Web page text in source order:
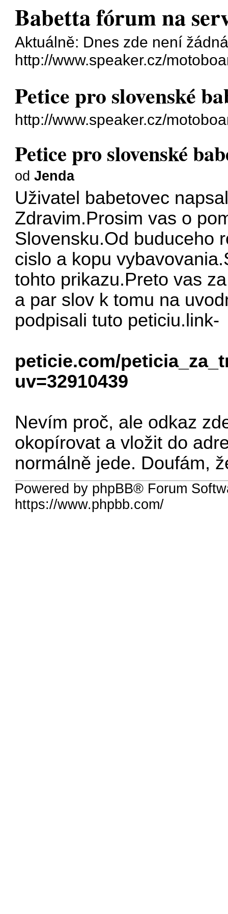
Babetta fórum na
Aktuálně: Dnes zde není
http://www.speaker.cz/
Petice pro slovenské
http://www.speaker.cz/
Petice pro slovenské
odJenda
Uživatel babetovec
Zdravim.Prosim vas o
Slovensku.Od buduceho
cislo a kopu
tohto prikazu.Preto vas
a par slov k tomu na
podpisali tuto peticiu.link-
peticie.com/
uv=32910439
Nevím proč, ale odkaz
okopírovat a vložit do
normálně jede. Doufám,
Powered by phpBB® Forum
https://www.phpbb.com/